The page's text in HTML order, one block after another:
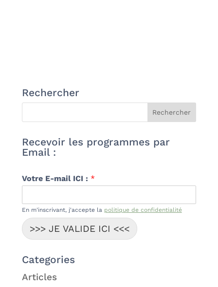
Rechercher
Recevoir les programmes par
Email :
Votre E-mail ICI : *
En m'inscrivant, j'accepte la politique de confidentialité
>>> JE VALIDE ICI <<<
Categories
Articles